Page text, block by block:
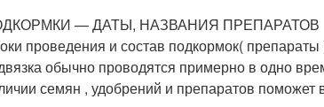
— ДАТЫ, НАЗВАНИЯ ПРЕПАРАТОВ
проведения и состав подкормок(
обычно проводятся примерно в одно
семян , удобрений и препаратов